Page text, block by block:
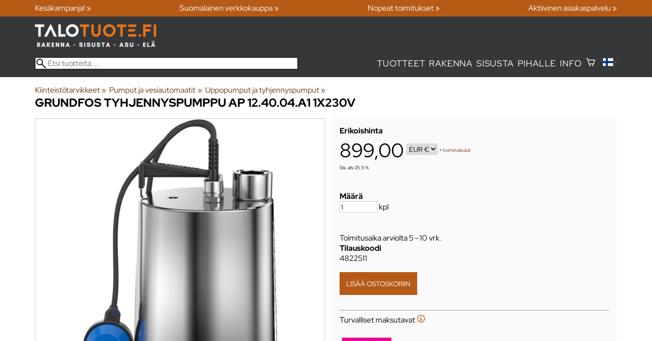
Kesäkampanja! » Suomalainen verkkokauppa » Nopeat toimitukset » Aktiivinen asiakaspalvelu »
TUOTTEET RAKENNA SISUSTA PIHALLE INFO
Kiinteistötarvikkeet‪» Pumput ja vesiautomaatit ‪» Uppopumput ja tyhjennyspumput ‪»
GRUNDFOSTYHJENNYSPUMPPU AP 12.40.04.A1 1X230V
Erikoishinta
899,00 +toimituskulut
Sis. alv 25.5 %
Määrä
kpl
Toimitusaika arviolta5 - 10 vrk.
Tilauskoodi
4822511
Turvalliset maksutavat